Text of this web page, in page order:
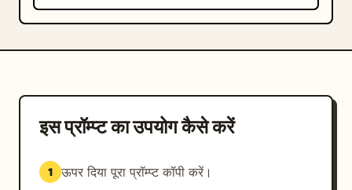
इस प्रॉम्प्ट का उपयोग कैसे करें
1 ऊपर दिया पूरा प्रॉम्प्ट कॉपी करें।